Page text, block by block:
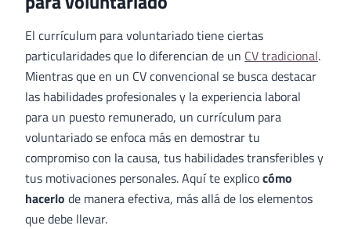
El currículum para voluntariado tiene ciertas
particularidades que lo diferencian de un CV tradicional.
Mientras que en un CV convencional se busca destacar
las habilidades profesionales y la experiencia laboral
para un puesto remunerado, un currículum para
voluntariado se enfoca más en demostrar tu
compromiso con la causa, tus habilidades transferibles y
tus motivaciones personales. Aquí te explicocómo
hacerlo de manera efectiva, más allá de los elementos
que debe llevar.